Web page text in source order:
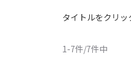
・8/8（土）10:00～12:00
・上記説明会開催日に参加できない
タイトルをクリッ
1-7件/7件中